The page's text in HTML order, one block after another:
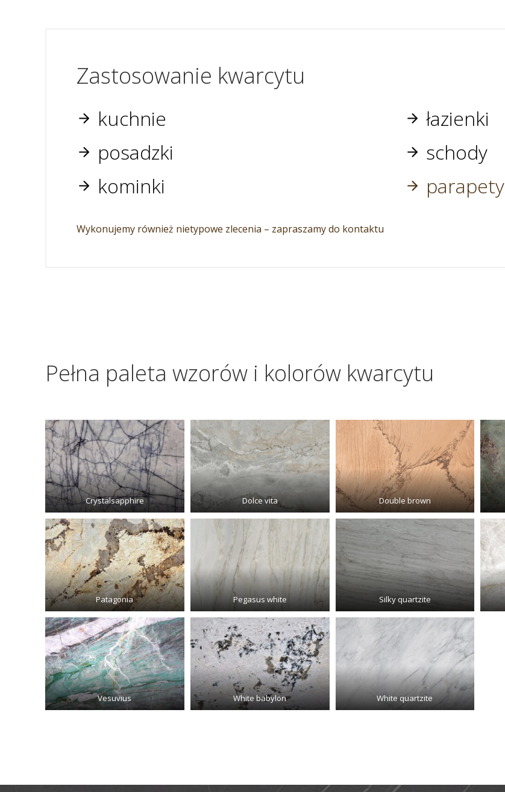
Zastosowanie kwarcytu
kuchnie
łazienki
posadzki
schody
kominki
parapety
Wykonujemy również nietypowe zlecenia – zapraszamy do kontaktu
Pełna paleta wzorów i kolorów kwarcytu
Crystalsapphire Dolce vita Double brown
Patagonia Pegasus white Silky quartzite
Vesuvius White babylon White quartzite